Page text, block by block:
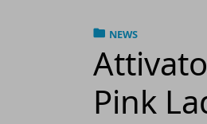
NEWS
Pink